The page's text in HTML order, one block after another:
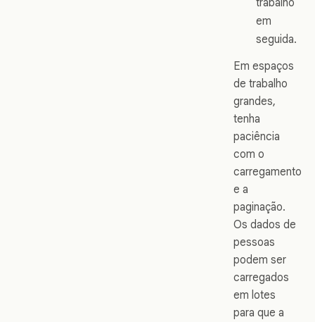
em
seguida.
Em espaços
de trabalho
grandes,
tenha
paciência
com o
carregamento
e a
paginação.
Os dados de
pessoas
podem ser
carregados
em lotes
para que a